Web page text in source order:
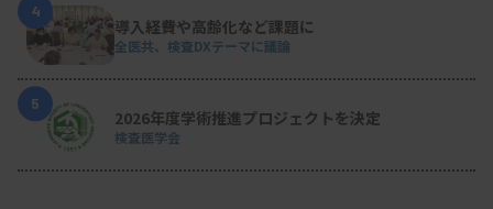
4
導入経費や高齢化など課題に
全医共、検査DXテーマに議論
5
2026年度学術推進プロジェクトを決定
検査医学会